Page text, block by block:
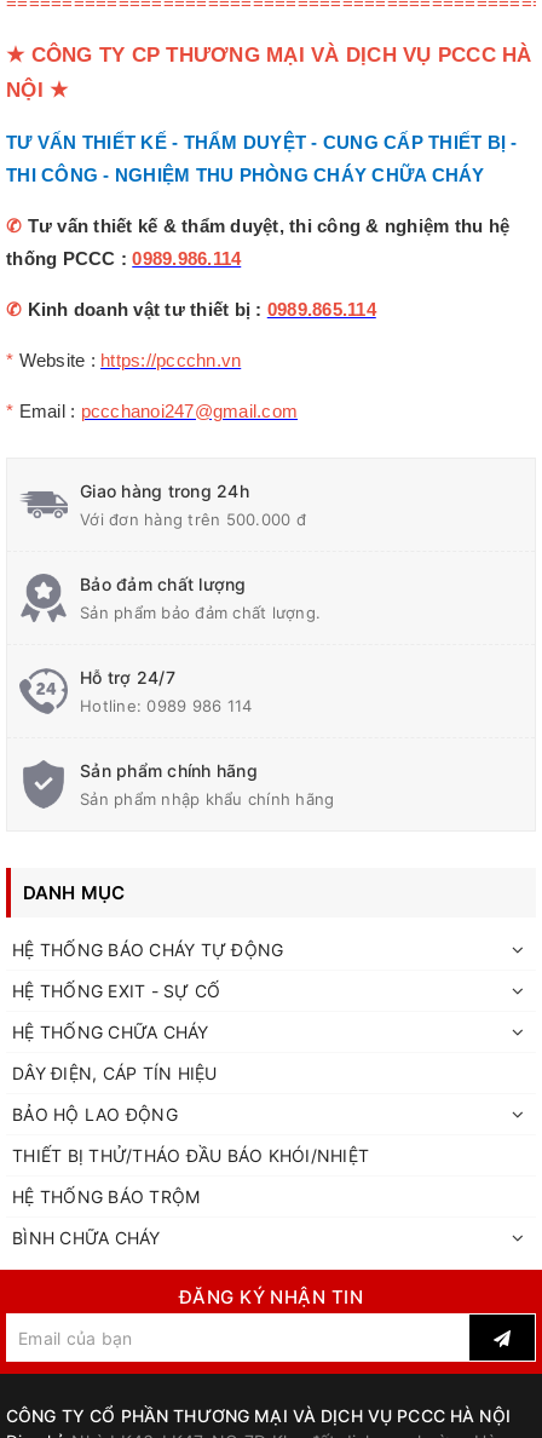
★ CÔNG TY CP THƯƠNG MẠI VÀ DỊCH VỤ PCCC HÀ
NỘI ★
TƯ VẤN THIẾT KẾ - THẨM DUYỆT - CUNG CẤP THIẾT BỊ -
THI CÔNG - NGHIỆM THU PHÒNG CHÁY CHỮA CHÁY
✆ Tư vấn thiết kế & thẩm duyệt, thi công & nghiệm thu hệ
thống PCCC :0989.986.114
✆ Kinh doanh vật tư thiết bị : 0989.865.114
* Website : https://pccchn.vn
* Email : pccchanoi247@gmail.com
Giao hàng trong 24h
Với đơn hàng trên 500.000 đ
Bảo đảm chất lượng
Sản phẩm bảo đảm chất lượng.
Hỗ trợ 24/7
Hotline:0989 986 114
Sản phẩm chính hãng
Sản phẩm nhập khẩu chính hãng
DANH MỤC
HỆ THỐNG BÁO CHÁY TỰ ĐỘNG
HỆ THỐNG EXIT - SỰ CỐ
HỆ THỐNG CHỮA CHÁY
DÂY ĐIỆN, CÁP TÍN HIỆU
BẢO HỘ LAO ĐỘNG
THIẾT BỊ THỬ/THÁO ĐẦU BÁO KHÓI/NHIỆT
HỆ THỐNG BÁO TRỘM
BÌNH CHỮA CHÁY
ĐĂNG KÝ NHẬN TIN
CÔNG TY CỔ PHẦN THƯƠNG MẠI VÀ DỊCH VỤ PCCC HÀ NỘI